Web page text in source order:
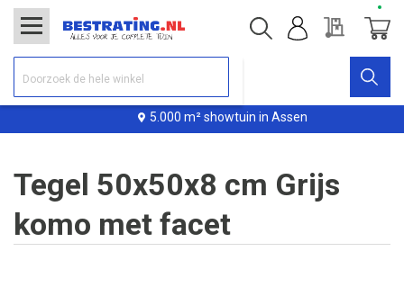
5.000 m² showtuin in Assen
Offerte
Tegel 50x50x8 cm Grijs
komo met facet